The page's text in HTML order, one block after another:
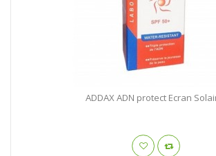
ADDAX ADN protect Ecran